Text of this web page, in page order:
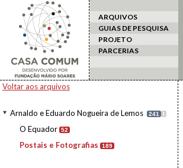
ARQUIVOS
GUIAS DE PESQUISA
PROJETO
PARCERIAS
Voltar aos arquivos
Arnaldo e Eduardo Nogueira de Lemos 241 I
O Equador 52
Postais e Fotografias 189